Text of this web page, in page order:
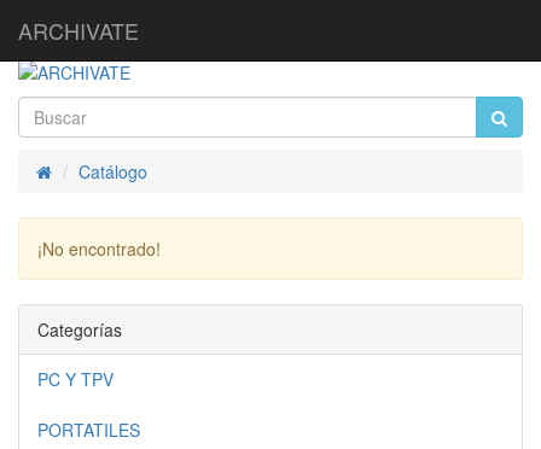
ARCHIVATE
InicioCatálogo
¡No encontrado!
Categorías
PC Y TPV
PORTATILES